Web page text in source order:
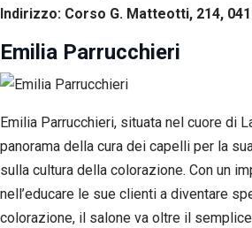
Indirizzo: Corso G. Matteotti, 214,
Emilia Parrucchieri
Emilia Parrucchieri, situata nel cuore di
panorama della cura dei capelli per la
sulla cultura della colorazione. Con un
nell’educare le sue clienti a diventare
colorazione, il salone va oltre il